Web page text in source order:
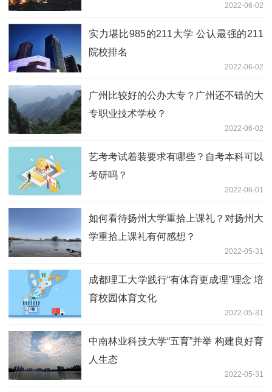
2022-06-02
实力堪比985的211大学 公认最强的211
院校排名
2022-06-02
广州比较好的公办大专？广州还不错的大
专职业技术学校？
2022-06-02
艺考考试着装要求有哪些？自考本科可以
考研吗？
2022-06-01
如何看待扬州大学重拾上课礼？对扬州大
学重拾上课礼有何感想？
2022-05-31
成都理工大学践行“有体育更成理”理念 培
育校园体育文化
2022-05-31
中南林业科技大学“五育”并举 构建良好育
人生态
2022-05-31